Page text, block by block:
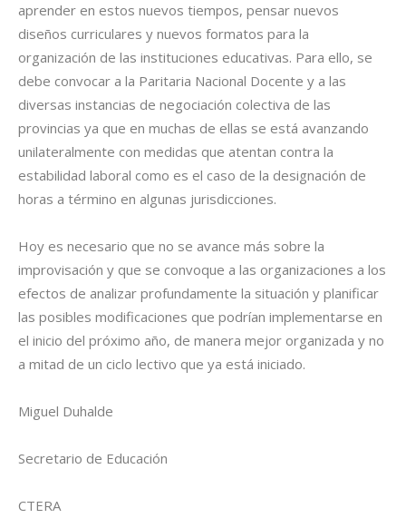
aprender en estos nuevos tiempos, pensar nuevos
diseños curriculares y nuevos formatos para la
organización de las instituciones educativas. Para ello, se
debe convocar a la Paritaria Nacional Docente y a las
diversas instancias de negociación colectiva de las
provincias ya que en muchas de ellas se está avanzando
unilateralmente con medidas que atentan contra la
estabilidad laboral como es el caso de la designación de
horas a término en algunas jurisdicciones.
Hoy es necesario que no se avance más sobre la
improvisación y que se convoque a las organizaciones a los
efectos de analizar profundamente la situación y planificar
las posibles modificaciones que podrían implementarse en
el inicio del próximo año, de manera mejor organizada y no
a mitad de un ciclo lectivo que ya está iniciado.
Miguel Duhalde
Secretario de Educación
CTERA